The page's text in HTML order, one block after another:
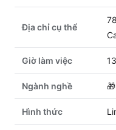
Địa chỉ cụ thể
Giờ làm việc
Ngành nghề 🎁
Hình thức